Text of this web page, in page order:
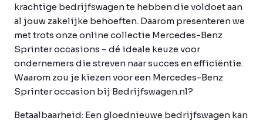
krachtige bedrijfswagen te hebben die voldoet aan
al jouw zakelijke behoeften. Daarom presenteren we
met trots onze online collectie Mercedes-Benz
Sprinter occasions – dé ideale keuze voor
ondernemers die streven naar succes en efficiëntie.
Waarom zou je kiezen voor een Mercedes-Benz
Sprinter occasion bij Bedrijfswagen.nl?
Betaalbaarheid: Een gloednieuwe bedrijfswagen kan